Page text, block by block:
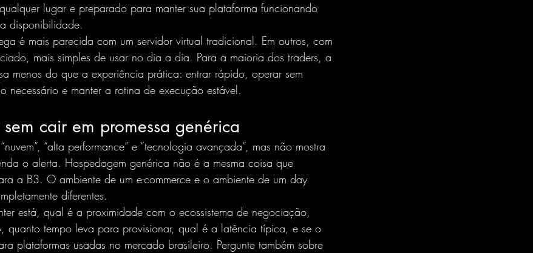
lugar e preparado para manter sua plataforma funcionando
disponibilidade.
é mais parecida com um servidor virtual tradicional. Em outros, com
mais simples de usar no dia a dia. Para a maioria dos traders, a
menos do que a experiência prática: entrar rápido, operar sem
necessário e manter a rotina de execução estável.
cair em promessa genérica
“alta performance” e “tecnologia avançada”, mas não mostra
o alerta. Hospedagem genérica não é a mesma coisa que
a B3. O ambiente de um e-commerce e o ambiente de um day
diferentes.
está, qual é a proximidade com o ecossistema de negociação,
quanto tempo leva para provisionar, qual é a latência típica, e se o
plataformas usadas no mercado brasileiro. Pergunte também sobre